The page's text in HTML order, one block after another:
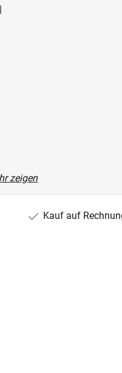
zeigen
Kauf auf